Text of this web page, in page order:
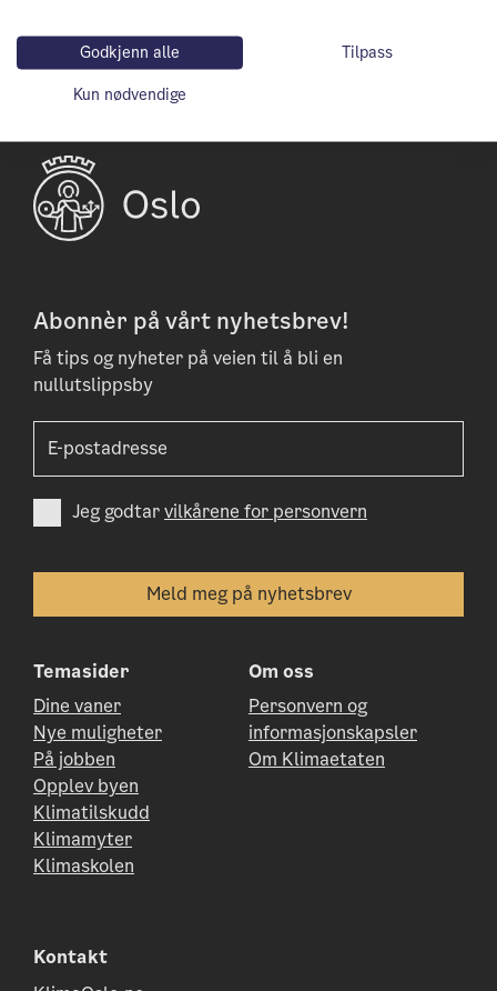
Abonnèr på vårt nyhetsbrev!
Få tips og nyheter på veien til å bli en
nullutslippsby
Jeg godtarvilkårene for personvern
Temasider
Dine vaner
Nye muligheter
På jobben
Opplev byen
Klimatilskudd
Klimamyter
Klimaskolen
Om oss
Personvern og
informasjonskapsler
Om Klimaetaten
Kontakt
Godkjenn alle
Tilpass
Kun nødvendige